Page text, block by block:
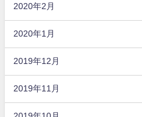
2020年2月
2020年1月
2019年12月
2019年11月